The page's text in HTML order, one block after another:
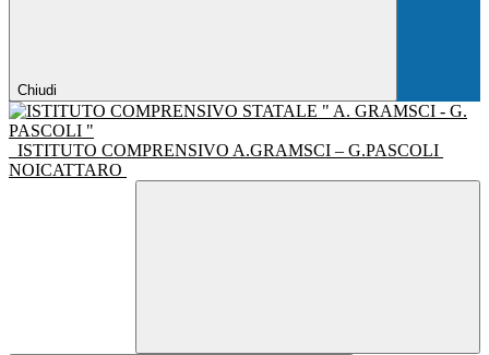
Chiudi
ISTITUTO COMPRENSIVO A.GRAMSCI – G.PASCOLI
NOICATTARO